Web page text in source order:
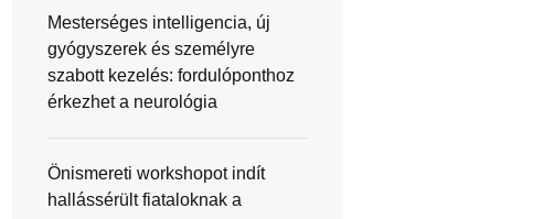
Mesterséges intelligencia, új
gyógyszerek és személyre
szabott kezelés: fordulóponthoz
érkezhet a neurológia
Önismereti workshopot indít
hallássérült fiataloknak a